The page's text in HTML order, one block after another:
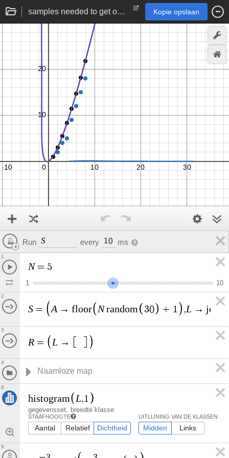
samples needed to get one of each from a discrete uniform distribution | statistics simulation Kopie opslaan
Run S every 10 ms
N = 5
1 1 0
1
S = A → floor N random 30 + 1 ,L → jo i
2
R = L →
3
4
histogram L,1
gegevensset breedte klasse
STAAFHOOGTE
Aantal Relatief Dichtheid
UITLIJNING VAN DE KLASSEN
Midden Links
8
9